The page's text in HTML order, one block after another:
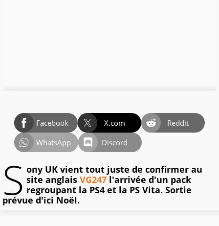
Facebook X.com
Reddit
WhatsApp
Discord
S ony UK vient tout juste de confirmer au
site anglais VG247 l'arrivée d'un pack
regroupant la PS4 et la PS Vita. Sortie
prévue d'ici Noël.